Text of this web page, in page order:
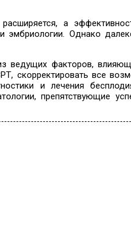
а
эмбриологии. Однако
ведущих факторов,
скорректировать все
и лечения
препятствующие